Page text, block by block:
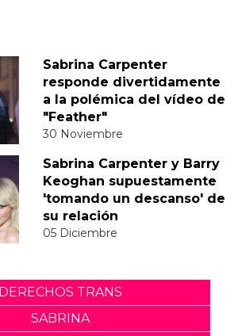
Sabrina Carpenter
responde divertidamente
a la polémica del vídeo de
"Feather"
30 Noviembre
Sabrina Carpenter y Barry
Keoghan supuestamente
'tomando un descanso' de
su relación
05 Diciembre
DERECHOS TRANS
SABRINA